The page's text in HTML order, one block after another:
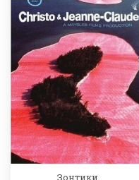
Зонтики